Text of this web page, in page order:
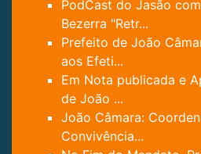
PodCast do Jasão
Bezerra "Retr...
Prefeito de João
aos Efeti...
Em Nota publicada e
de João ...
João Câmara:
Convivência...